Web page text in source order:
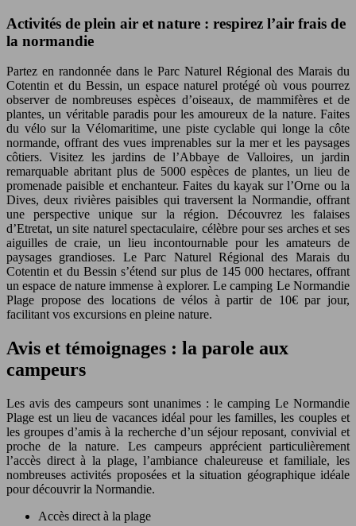
Activités de plein air et nature : respirez l’air frais de
la normandie
Partez en randonnée dans le Parc Naturel Régional des Marais du
Cotentin et du Bessin, un espace naturel protégé où vous pourrez
observer de nombreuses espèces d’oiseaux, de mammifères et de
plantes, un véritable paradis pour les amoureux de la nature. Faites
du vélo sur la Vélomaritime, une piste cyclable qui longe la côte
normande, offrant des vues imprenables sur la mer et les paysages
côtiers. Visitez les jardins de l’Abbaye de Valloires, un jardin
remarquable abritant plus de 5000 espèces de plantes, un lieu de
promenade paisible et enchanteur. Faites du kayak sur l’Orne ou la
Dives, deux rivières paisibles qui traversent la Normandie, offrant
une perspective unique sur la région. Découvrez les falaises
d’Etretat, un site naturel spectaculaire, célèbre pour ses arches et ses
aiguilles de craie, un lieu incontournable pour les amateurs de
paysages grandioses. Le Parc Naturel Régional des Marais du
Cotentin et du Bessin s’étend sur plus de 145 000 hectares, offrant
un espace de nature immense à explorer. Le camping Le Normandie
Plage propose des locations de vélos à partir de 10€ par jour,
facilitant vos excursions en pleine nature.
Avis et témoignages : la parole aux
campeurs
Les avis des campeurs sont unanimes : le camping Le Normandie
Plage est un lieu de vacances idéal pour les familles, les couples et
les groupes d’amis à la recherche d’un séjour reposant, convivial et
proche de la nature. Les campeurs apprécient particulièrement
l’accès direct à la plage, l’ambiance chaleureuse et familiale, les
nombreuses activités proposées et la situation géographique idéale
pour découvrir la Normandie.
Accès direct à la plage